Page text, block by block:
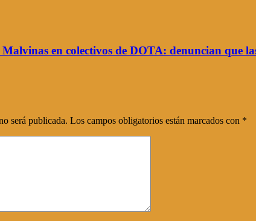
en colectivos de DOTA: denuncian que
será publicada. Los campos obligatorios están marcados con *